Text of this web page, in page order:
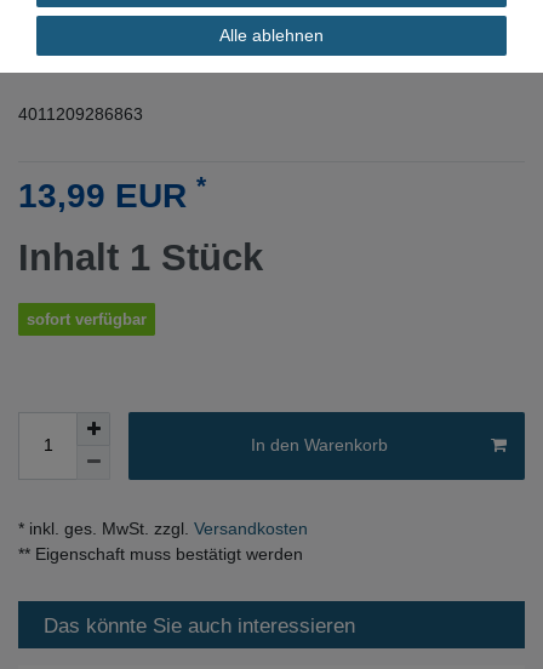
VN-2292
4011209286863
13,99 EUR *
Inhalt 1 Stück
sofort verfügbar
In den Warenkorb
* inkl. ges. MwSt. zzgl. Versandkosten
** Eigenschaft muss bestätigt werden
Das könnte Sie auch interessieren
Alle ablehnen